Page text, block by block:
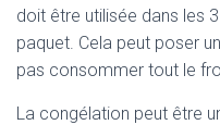
doit être utilisée dans les
paquet. Cela peut poser
pas consommer tout le
La congélation peut être